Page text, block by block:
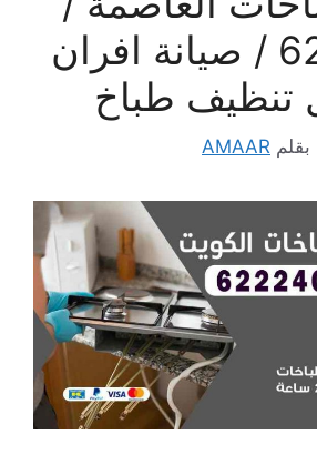
62224041 / صيانة افران
تنظيف طباخ
بقلم AMAAR